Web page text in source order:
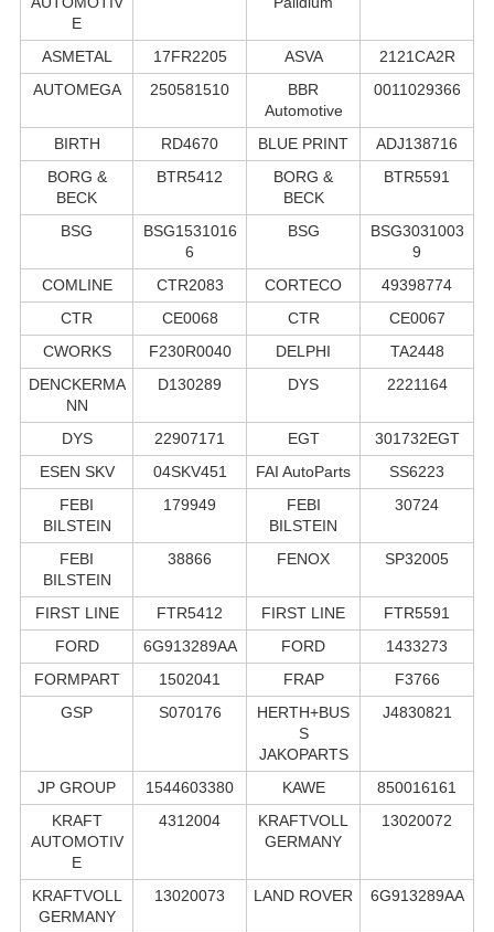
E
ASMETAL 17FR2205 ASVA
2121CA2R
AUTOMEGA
250581510
BBR
Automotive
0011029366
BIRTH RD4670 BLUE PRINT
ADJ138716
BORG &
BECK
BTR5412
BORG &
BECK
BTR5591
BSG
BSG1531016
6
BSG
BSG3031003
9
COMLINE
CTR2083 CORTECO
49398774
CTR
CE0068 CTR
CE0067
CWORKS
F230R0040 DELPHI
TA2448
DENCKERMA
NN
D130289 DYS 2221164
DYS 22907171 EGT
301732EGT
ESEN SKV
04SKV451 FAI AutoParts
SS6223
FEBI
BILSTEIN
179949
FEBI
BILSTEIN
30724
FEBI
BILSTEIN
38866 FENOX SP32005
FIRST LINE FTR5412 FIRST LINE
FTR5591
FORD
6G913289AA FORD
1433273
FORMPART
1502041 FRAP
F3766
GSP
S070176
HERTH+BUS
S
JAKOPARTS
J4830821
JP GROUP 1544603380 KAWE
850016161
KRAFT
AUTOMOTIV
E
4312004
KRAFTVOLL
GERMANY
13020072
KRAFTVOLL
GERMANY
13020073 LAND ROVER 6G913289AA